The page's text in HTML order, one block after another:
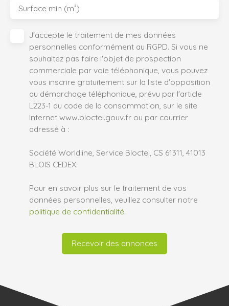
Surface min (m²)
J'accepte le traitement de mes données
personnelles conformément au RGPD. Si vous ne
souhaitez pas faire l'objet de prospection
commerciale par voie téléphonique, vous pouvez
vous inscrire gratuitement sur la liste d'opposition
au démarchage téléphonique, prévu par l'article
L223-1 du code de la consommation, sur le site
Internet www.bloctel.gouv.fr ou par courrier
adressé à :
Société Worldline, Service Bloctel, CS 61311, 41013
BLOIS CEDEX.
Pour en savoir plus sur le traitement de vos
données personnelles, veuillez consulter notre
politique de confidentialité.
Recevoir des annonces